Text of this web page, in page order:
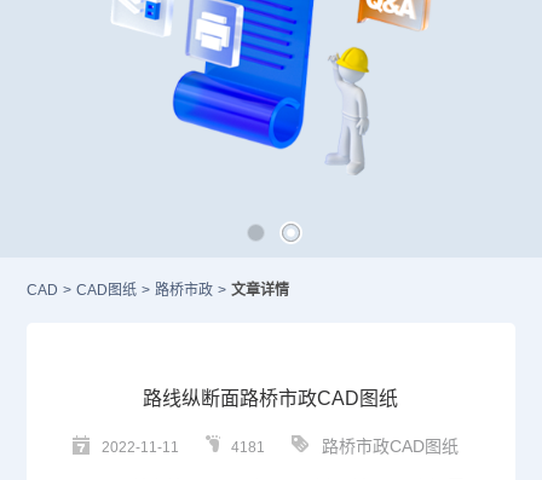
CAD > CAD图纸 > 路桥市政 > 文章详情
路线纵断面路桥市政CAD图纸
2022-11-11 4181 路桥市政CAD图纸